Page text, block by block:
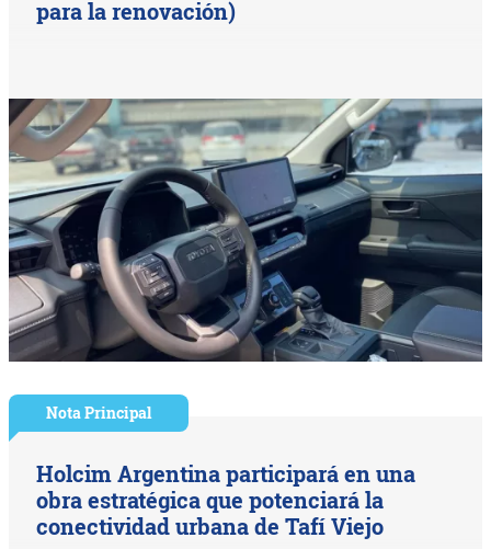
para la renovación)
Nota Principal
Holcim Argentina participará en una
obra estratégica que potenciará la
conectividad urbana de Tafí Viejo